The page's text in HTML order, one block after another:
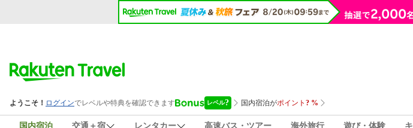
国内宿泊 交通＋宿 レンタカー 高速バス・ツアー 海外旅行 遊び・体験